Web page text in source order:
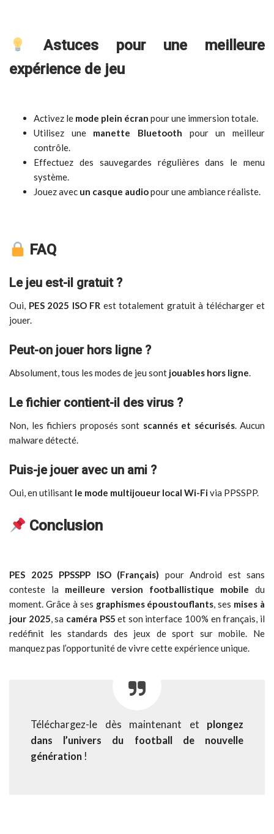
Astuces pour une meilleure
expérience de jeu
Activez le mode plein écran pour une immersion totale.
Utilisez une manette Bluetooth pour un meilleur
contrôle.
Effectuez des sauvegardes régulières dans le menu
système.
Jouez avec un casque audiopour une ambiance réaliste.
FAQ
Le jeu est-il gratuit ?
Oui, PES 2025 ISO FR est totalement gratuit à télécharger et
jouer.
Peut-on jouer hors ligne ?
Absolument, tous les modes de jeu sont jouables hors ligne.
Le fichier contient-il des virus ?
Non, les fichiers proposés sont scannés et sécurisés. Aucun
malware détecté.
Puis-je jouer avec un ami ?
Oui, en utilisant le mode multijoueur local Wi-Fivia PPSSPP.
Conclusion
PES 2025 PPSSPP ISO (Français) pour Android est sans
conteste la meilleure version footballistique mobile du
moment. Grâce à ses graphismes époustouflants, ses mises à
jour 2025, sa caméra PS5 et son interface 100% en français, il
redéfinit les standards des jeux de sport sur mobile. Ne
manquez pas l’opportunité de vivre cette expérience unique.
Téléchargez-le dès maintenant et plongez
dans l’univers du football de nouvelle
génération !